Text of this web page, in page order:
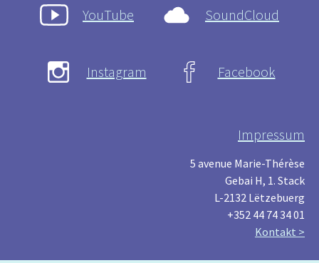
YouTube SoundCloud
Instagram Facebook
Impressum
5 avenue Marie-Thérèse
Gebai H, 1. Stack
L-2132 Lëtzebuerg
+352 44 74 34 01
Kontakt >